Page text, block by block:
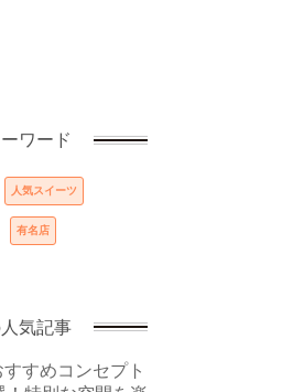
ワード
人気スイーツ
有名店
気記事
すめコンセプト